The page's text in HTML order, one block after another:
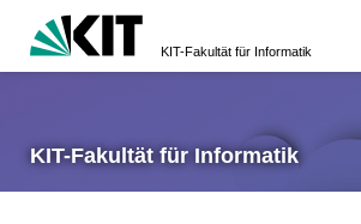
KIT-Fakultät für Informatik
KIT-Fakultät für Informatik